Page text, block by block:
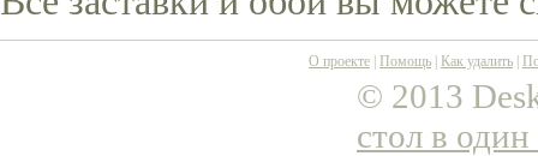
О проекте Помощь Как удалить
© 2013
стол в